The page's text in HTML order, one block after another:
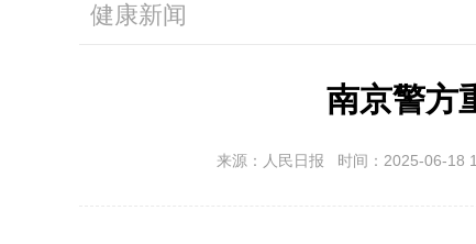
健康新闻
南京警方
来源：人民日报 时间：2025-06-18